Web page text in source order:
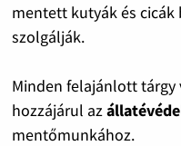
mentett kutyák és
szolgálják.
Minden felajánlott
hozzájárul az
mentőmunkához.